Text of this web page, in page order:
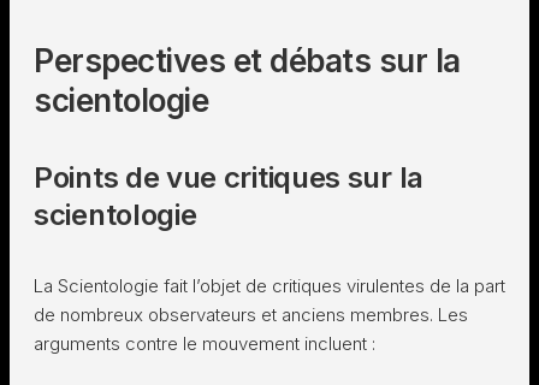
Perspectives et débats sur la
scientologie
Points de vue critiques sur la
scientologie
La Scientologie fait l’objet de critiques virulentes de la part
de nombreux observateurs et anciens membres. Les
arguments contre le mouvement incluent :